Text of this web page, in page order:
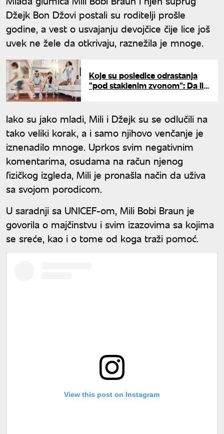
Džejk Bon Džovi postali su roditelji prošle
godine, a vest o usvajanju devojčice čije lice još
uvek ne žele da otkrivaju, raznežila je mnoge.
Koje su posledice odrastanja
"pod staklenim zvonom": Da li
Iako su jako mladi, Mili i Džejk su se odlučili na
tako veliki korak, a i samo njihovo venčanje je
iznenadilo mnoge. Uprkos svim negativnim
komentarima, osudama na račun njenog
fizičkog izgleda, Mili je pronašla način da uživa
sa svojom porodicom.
U saradnji sa UNICEF-om, Mili Bobi Braun je
govorila o majčinstvu i svim izazovima sa kojima
se sreće, kao i o tome od koga traži pomoć.
View this post on Instagram